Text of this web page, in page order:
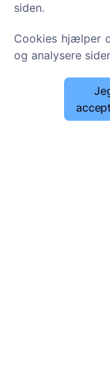
siden.
Cookies hjælper
og analysere